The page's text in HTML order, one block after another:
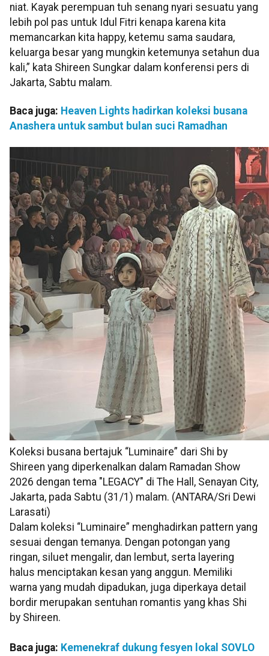
niat. Kayak perempuan tuh senang nyari sesuatu yang
lebih pol pas untuk Idul Fitri kenapa karena kita
memancarkan kita happy, ketemu sama saudara,
keluarga besar yang mungkin ketemunya setahun dua
kali,” kata Shireen Sungkar dalam konferensi pers di
Jakarta, Sabtu malam.
Baca juga: Heaven Lights hadirkan koleksi busana
Anashera untuk sambut bulan suci Ramadhan
Koleksi busana bertajuk “Luminaire” dari Shi by
Shireen yang diperkenalkan dalam Ramadan Show
2026 dengan tema "LEGACY" di The Hall, Senayan City,
Jakarta, pada Sabtu (31/1) malam. (ANTARA/Sri Dewi
Larasati)
Dalam koleksi “Luminaire” menghadirkan pattern yang
sesuai dengan temanya. Dengan potongan yang
ringan, siluet mengalir, dan lembut, serta layering
halus menciptakan kesan yang anggun. Memiliki
warna yang mudah dipadukan, juga diperkaya detail
bordir merupakan sentuhan romantis yang khas Shi
by Shireen.
Baca juga: Kemenekraf dukung fesyen lokal SOVLO